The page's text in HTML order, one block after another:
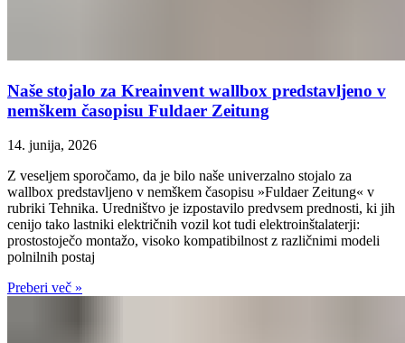
Naše stojalo za Kreainvent wallbox predstavljeno v
nemškem časopisu Fuldaer Zeitung
14. junija, 2026
Z veseljem sporočamo, da je bilo naše univerzalno stojalo za
wallbox predstavljeno v nemškem časopisu »Fuldaer Zeitung« v
rubriki Tehnika. Uredništvo je izpostavilo predvsem prednosti, ki jih
cenijo tako lastniki električnih vozil kot tudi elektroinštalaterji:
prostostoječo montažo, visoko kompatibilnost z različnimi modeli
polnilnih postaj
Preberi več »